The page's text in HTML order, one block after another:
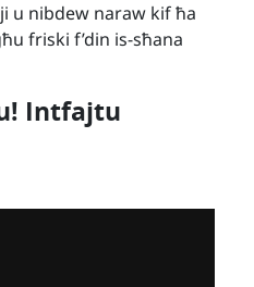
u nibdew naraw kif ħa
friski f’din is-sħana
Intfajtu